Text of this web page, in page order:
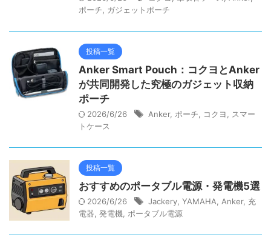
ポーチ
ガジェットポーチ
投稿一覧
Anker Smart Pouch：コクヨとAnker
が共同開発した究極のガジェット収納
ポーチ
2026/6/26 Anker, ポーチ コクヨ
スマー
トケース
投稿一覧
おすすめのポータブル電源・発電機5選
2026/6/26 Jackery YAMAHA Anker, 充
電器 発電機 ポータブル電源